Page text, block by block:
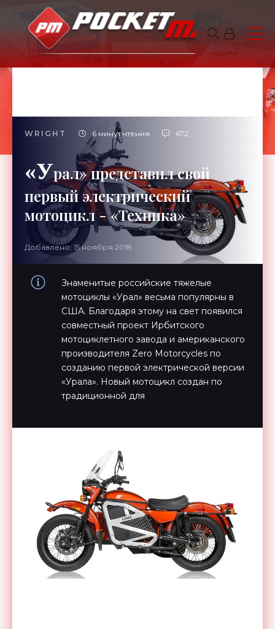
WRIGHT 6 минут чтения 672
«Урал» представил свой
первый электрический
мотоцикл - «Техника»
Добавлено: 15 ноября 2018
Знаменитые российские тяжелые
мотоциклы «Урал» весьма популярны в
США. Благодаря этому на свет появился
совместный проект Ирбитского
мотоциклетного завода и американского
производителя Zero Motorcycles по
созданию первой электрической версии
«Урала». Новый мотоцикл создан по
традиционной для